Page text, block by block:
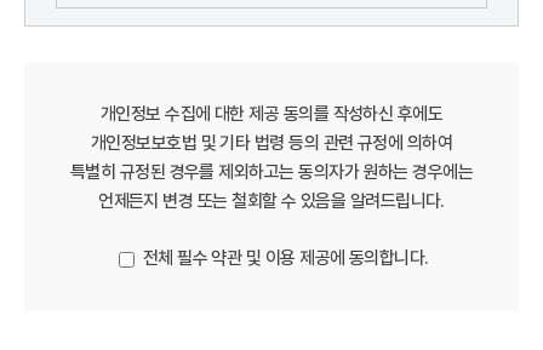
본 약관은 "Mbio-Bridge" 홈페이지
Mbio-Bridge는 “약관의 규제에 관한 법률”,
"정보통신망법" 등 관련 법령을 위반하지 않는
범위내에서 본 약관을 변경할 수 있으며, 약관을
개정할 경우에는 적용일자 및 개정사유를 명시하여
적용일자 7일 이전부터 적용일자 전일까지
개인정보 수집에 대한 제공 동의를 작성하신 후에도
개인정보보호법 및 기타 법령 등의 관련 규정에 의하여
특별히 규정된 경우를 제외하고는 동의자가 원하는 경우에는
언제든지 변경 또는 철회할 수 있음을 알려드립니다.
전체 필수 약관 및 이용 제공에 동의합니다.